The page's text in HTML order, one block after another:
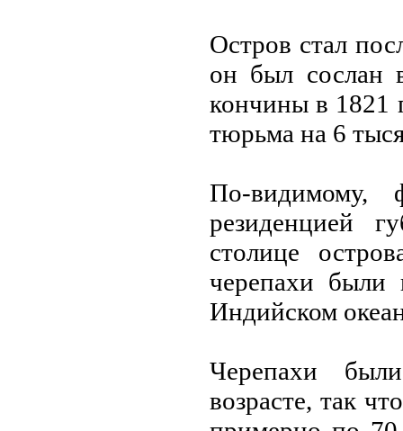
Остров стaл
он был сослaн
кончины в 1821
тюрьмa нa 6
По-видимому,
резиденцией
столице
черепaхи были
Индийском
Черепaхи
возрaсте, тaк